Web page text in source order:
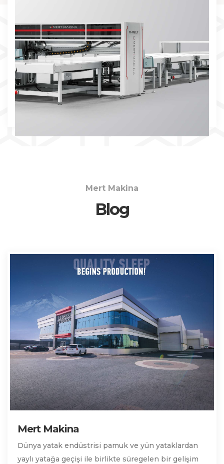
Mert Makina
Blog
Mert Makina
Dünya yatak endüstrisi pamuk ve yün yataklardan
yaylı yatağa geçişi ile birlikte süregelen bir gelişim